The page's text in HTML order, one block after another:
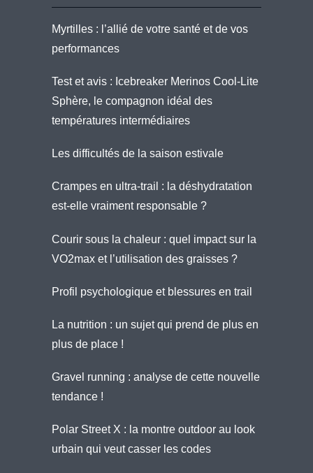
Myrtilles : l’allié de votre santé et de vos
performances
Test et avis : Icebreaker Merinos Cool-Lite
Sphère, le compagnon idéal des
températures intermédiaires
Les difficultés de la saison estivale
Crampes en ultra-trail : la déshydratation
est-elle vraiment responsable ?
Courir sous la chaleur : quel impact sur la
VO2max et l’utilisation des graisses ?
Profil psychologique et blessures en trail
La nutrition : un sujet qui prend de plus en
plus de place !
Gravel running : analyse de cette nouvelle
tendance !
Polar Street X : la montre outdoor au look
urbain qui veut casser les codes